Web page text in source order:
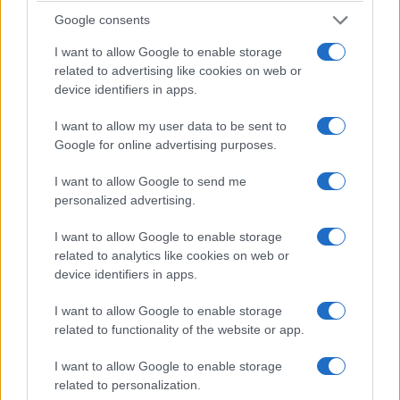
Google consents
I want to allow Google to enable storage
related to advertising like cookies on web or
device identifiers in apps.
I want to allow my user data to be sent to
Google for online advertising purposes.
I want to allow Google to send me
personalized advertising.
I want to allow Google to enable storage
related to analytics like cookies on web or
device identifiers in apps.
I want to allow Google to enable storage
related to functionality of the website or app.
I want to allow Google to enable storage
related to personalization.
Fabiola non crede che quella separazione sarebbe
diventata un divorzio formale. Pensa che lei e
Pino avrebbero continuato a discutere, ad
“arrabbiarsi” — usa proprio questa parola ma che
non sarebbero riusciti a disfare quel “noi”
fortemente voluto fin dall’inizio. È la stessa logica
per cui, oggi, associa la fine imminente e
definitiva ma aun capitolo interrotto a metà
due persone che si erano allontanate, colte da un
il cerchio.
Ecco allora il vero gioco delle ipotesi, quello che
lega insieme i due fili del racconto di Fabiola: un